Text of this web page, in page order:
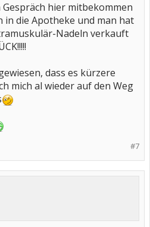
hier mitbekommen
in die Apotheke und man hat
Nadeln verkauft
dass es kürzere
mich al wieder auf den Weg
#7